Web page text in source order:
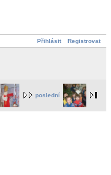
Přihlásit Registrovat
poslední